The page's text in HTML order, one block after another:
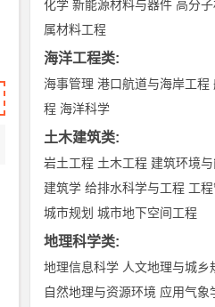
化学 新能源材料与器件 高分
属材料工程
海洋工程类:
海事管理 港口航道与海岸工程
程 海洋科学
土木建筑类:
岩土工程 土木工程 建筑环境
建筑学 给排水科学与工程 工
城市规划 城市地下空间工程
地理科学类:
地理信息科学 人文地理与城乡
自然地理与资源环境 应用气象